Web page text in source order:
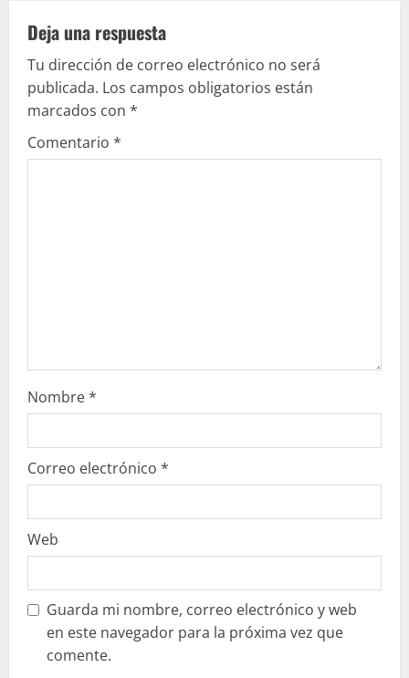
l
e
y
e
Deja una respuesta
Tu dirección de correo electrónico no será
publicada. Los campos obligatorios están
marcados con *
Comentario *
Nombre*
Correo electrónico *
Web
Guarda mi nombre, correo electrónico y web
en este navegador para la próxima vez que
comente.